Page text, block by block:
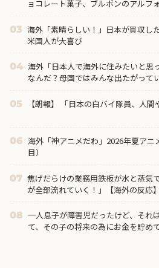
ョコレート菓子、ブルボンのアルフ
03 海外「素晴らしい！」日本が買収し
米国人が大喜び
04 海外「日本人で海外に住みたいと思
なんだ？母国ではみんな出たがって
05 【朗報】 「日本の白バイ隊員、人
06 海外「神アニメだわ」2026年夏アニ
目）
07 焦げだらけの業務用鉄板が水と蒸気
が全部流れていく！」【海外の反応】
08 一人息子が障害児だったけど、それ
て、その子の将来の為にお金を貯め